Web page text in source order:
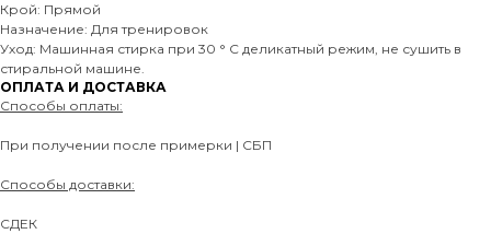
Крой: Прямой
Назначение: Для тренировок
Уход: Машинная стирка при 30 ° C деликатный режим, не сушить в
стиральной машине.
ОПЛАТА И ДОСТАВКА
Способы оплаты:
При получении после примерки | СБП
Способы доставки:
СДЕК